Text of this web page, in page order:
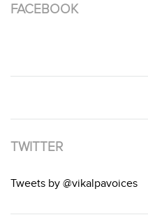
FACEBOOK
TWITTER
Tweets by @vikalpavoices